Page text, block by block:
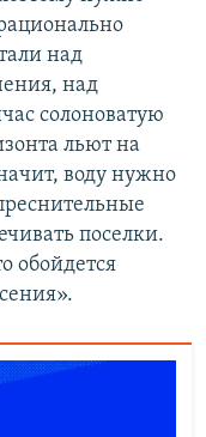
над
над
солоноватую
льют на
воду нужно
поселки.
обойдется